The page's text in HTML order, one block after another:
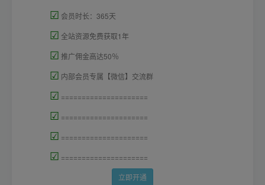
☑ 会员时长：365天
☑ 全站资源免费获取1年
☑ 推广佣金高达50％
☑ 内部会员专属【微信】交流群
☑ =====================
☑ =====================
☑ =====================
☑ =====================
立即开通